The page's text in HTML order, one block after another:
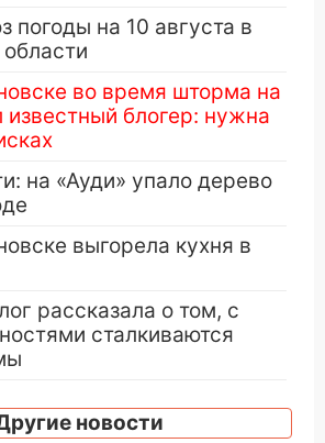
погоды на 10 августа в
во время шторма на
известный блогер: нужна
на «Ауди» упало дерево
выгорела кухня в
рассказала о том, с
сталкиваются
упало на
новости